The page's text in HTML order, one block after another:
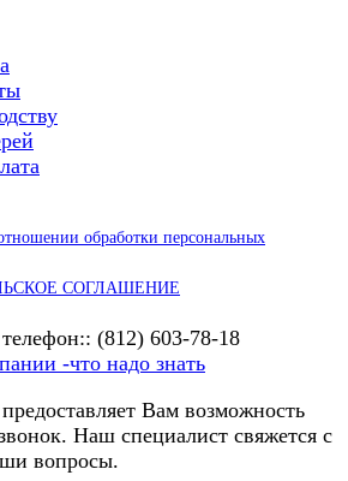
обработки персональных
СОГЛАШЕНИЕ
(812) 603-78-18
-что надо знать
Вам возможность
Наш специалист свяжется с
вопросы.